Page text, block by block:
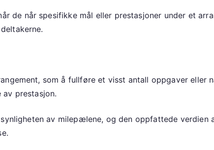
de når spesifikke mål eller prestasjoner under et
som å fullføre et visst antall oppgaver eller
prestasjon.
av milepælene, og den oppfattede verdien